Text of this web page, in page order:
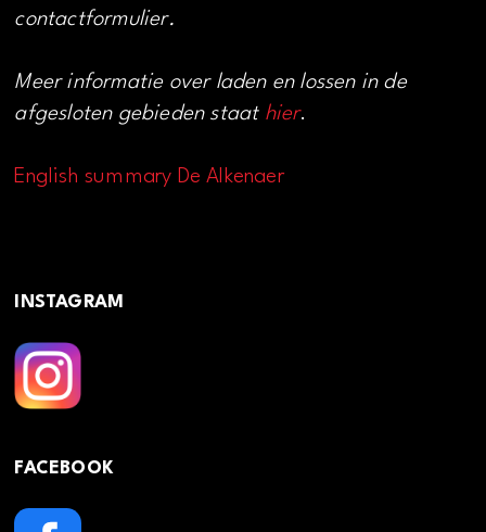
contactformulier.
Meer informatie over laden en lossen in de
afgesloten gebieden staat hier.
English summary De Alkenaer
INSTAGRAM
FACEBOOK